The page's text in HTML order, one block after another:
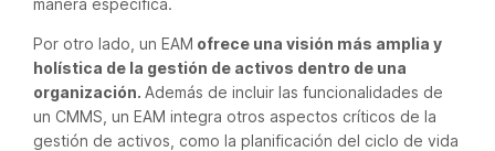
Por otro lado, un EAM ofrece una visión más amplia y
holística de la gestión de activos dentro de una
organización. Además de incluir las funcionalidades de
un CMMS, un EAM integra otros aspectos críticos de la
gestión de activos, como la planificación del ciclo de vida